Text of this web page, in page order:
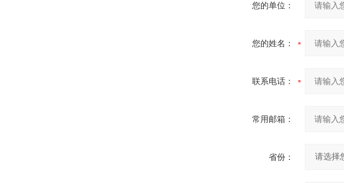
您的单位：
您的姓名：
联系电话：
常用邮箱：
省份：